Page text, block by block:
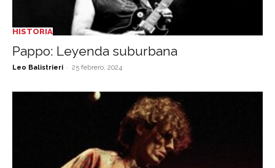
HISTORIA
Pappo: Leyenda suburbana
Leo Balistrieri - 25 febrero, 2024